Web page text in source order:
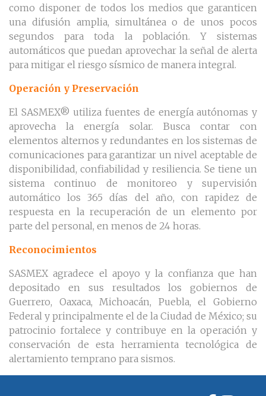
como disponer de todos los medios que garanticen
una difusión amplia, simultánea o de unos pocos
segundos para toda la población. Y sistemas
automáticos que puedan aprovechar la señal de alerta
para mitigar el riesgo sísmico de manera integral.
Operación y Preservación
El SASMEX® utiliza fuentes de energía autónomas y
aprovecha la energía solar. Busca contar con
elementos alternos y redundantes en los sistemas de
comunicaciones para garantizar un nivel aceptable de
disponibilidad, confiabilidad y resiliencia. Se tiene un
sistema continuo de monitoreo y supervisión
automático los 365 días del año, con rapidez de
respuesta en la recuperación de un elemento por
parte del personal, en menos de 24 horas.
Reconocimientos
SASMEX agradece el apoyo y la confianza que han
depositado en sus resultados los gobiernos de
Guerrero, Oaxaca, Michoacán, Puebla, el Gobierno
Federal y principalmente el de la Ciudad de México; su
patrocinio fortalece y contribuye en la operación y
conservación de esta herramienta tecnológica de
alertamiento temprano para sismos.